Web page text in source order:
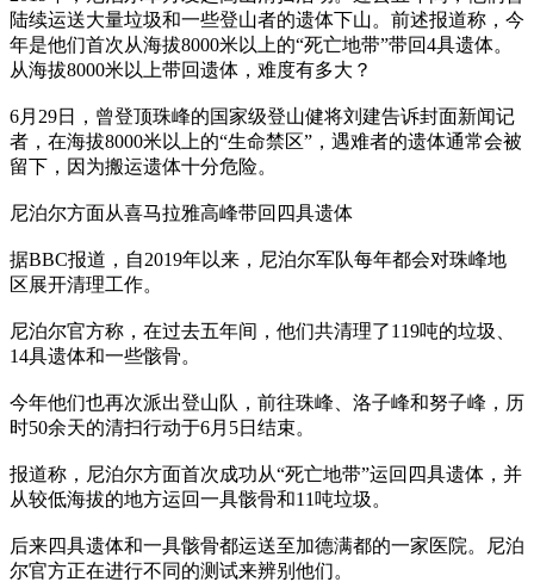
陆续运送大量垃圾和一些登山者的遗体下山。前述报道称，今
年是他们首次从海拔8000米以上的“死亡地带”带回4具遗体。
从海拔8000米以上带回遗体，难度有多大？
6月29日，曾登顶珠峰的国家级登山健将刘建告诉封面新闻记
者，在海拔8000米以上的“生命禁区”，遇难者的遗体通常会被
留下，因为搬运遗体十分危险。
尼泊尔方面从喜马拉雅高峰带回四具遗体
据BBC报道，自2019年以来，尼泊尔军队每年都会对珠峰地
区展开清理工作。
尼泊尔官方称，在过去五年间，他们共清理了119吨的垃圾、
14具遗体和一些骸骨。
今年他们也再次派出登山队，前往珠峰、洛子峰和努子峰，历
时50余天的清扫行动于6月5日结束。
报道称，尼泊尔方面首次成功从“死亡地带”运回四具遗体，并
从较低海拔的地方运回一具骸骨和11吨垃圾。
后来四具遗体和一具骸骨都运送至加德满都的一家医院。尼泊
尔官方正在进行不同的测试来辨别他们。